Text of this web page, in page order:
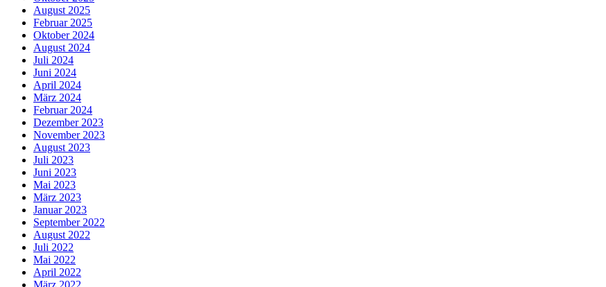
August 2025
Februar 2025
Oktober 2024
August 2024
Juli 2024
Juni 2024
April 2024
März 2024
Februar 2024
Dezember 2023
November 2023
August 2023
Juli 2023
Juni 2023
Mai 2023
März 2023
Januar 2023
September 2022
August 2022
Juli 2022
Mai 2022
April 2022
März 2022